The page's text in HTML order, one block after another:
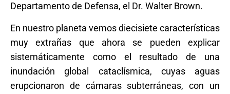
Departamento de Defensa, el Dr. Walter Brown.
En nuestro planeta vemos diecisiete características
muy extrañas que ahora se pueden explicar
sistemáticamente como el resultado de una
inundación global cataclísmica, cuyas aguas
erupcionaron de cámaras subterráneas, con un